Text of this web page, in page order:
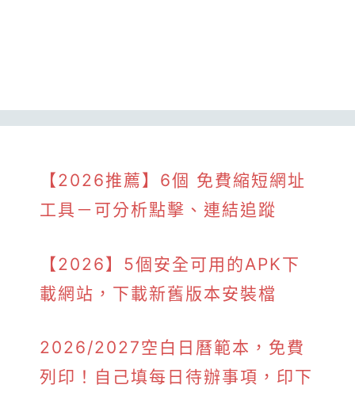
【2026推薦】6個 免費縮短網址
工具－可分析點擊、連結追蹤
【2026】5個安全可用的APK下
載網站，下載新舊版本安裝檔
2026/2027空白日曆範本，免費
列印！自己填每日待辦事項，印下